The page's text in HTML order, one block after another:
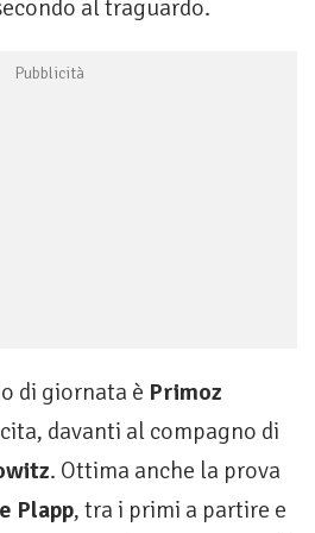
al traguardo.
di giornata è Primoz
davanti al compagno di
. Ottima anche la prova
Plapp, tra i primi a partire e